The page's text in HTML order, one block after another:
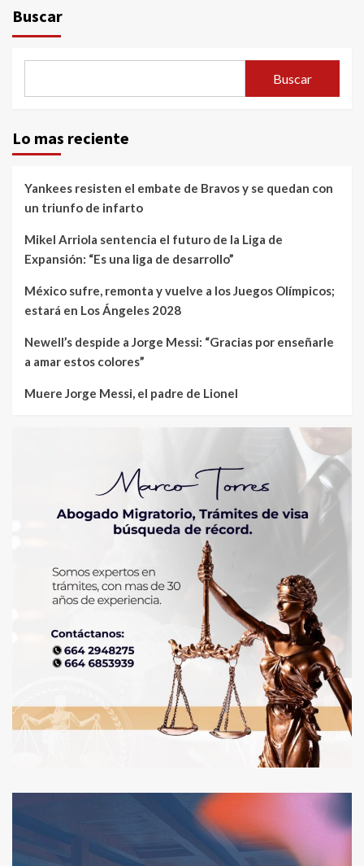
Buscar
Buscar
Lo mas reciente
Yankees resisten el embate de Bravos y se quedan con
un triunfo de infarto
Mikel Arriola sentencia el futuro de la Liga de
Expansión: “Es una liga de desarrollo”
México sufre, remonta y vuelve a los Juegos Olímpicos;
estará en Los Ángeles 2028
Newell’s despide a Jorge Messi: “Gracias por enseñarle
a amar estos colores”
Muere Jorge Messi, el padre de Lionel